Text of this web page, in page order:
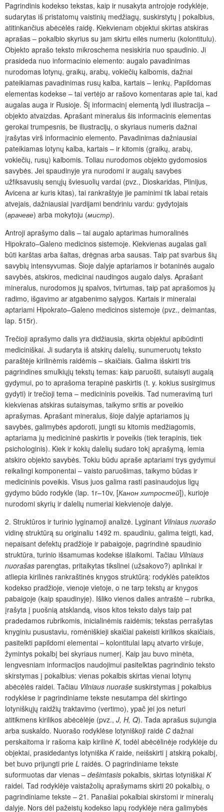
Pagrindinis kodekso tekstas, kaip ir nusakyta antrojoje rodyklėje,
sudarytas iš pristatomų vaistinių medžiagų, suskirstytų į pokalbius,
atitinkančius abėcėlės raidę. Kiekvienam objektui skirtas atskiras
aprašas – pokalbio skyrius su jam skirtu eilės numeriu (kolontitulu).
Objekto aprašo teksto mikroschema nesiskiria nuo spaudinio. Ji
prasideda nuo informacinio elemento: augalo pavadinimas
nurodomas lotynų, graikų, arabų, vokiečių kalbomis, dažnai
pateikiamas pavadinimas rusų kalba, kartais – lenkų. Papildomas
elementas kodekse – tai vertėjo ar rašovo komentaras apie tai, kad
augalas auga ir Rusioje. Šį informacinį elementą lydi iliustracija –
objekto atvaizdas. Aprašant mineralus šis informacinis elementas
gerokai trumpesnis, be iliustracijų, o skyriaus numeris dažnai
įrašytas virš informacinio elemento. Pavadinimas dažniausiai
pateikiamas lotynų kalba, kartais – ir kitomis (graikų, arabų,
vokiečių, rusų) kalbomis. Toliau nurodomos objekto gydomosios
savybės. Jei spaudinyje yra nurodomi ir augalų savybes
užfiksavusių senųjų šviesuolių vardai (pvz., Dioskaridas, Plinijus,
Avicena ar kuris kitas), tai rankraštyje jie paminimi tik labai retais
atvejais, dažniausiai įvardijami bendriniu vardu: gydytojais
(врачеве) arba mokytoju (мистр).
Antroji aprašymo dalis – tai augalo aptarimas humoralinės
Hipokrato–Galeno medicinos sistemoje. Kiekvienas augalas gali
būti karštas arba šaltas, drėgnas arba sausas. Taip pat svarbus šių
savybių intensyvumas. Šioje dalyje aptariamos ir botaninės augalo
savybės, atskiros, medicinai naudingos augalo dalys. Aprašant
mineralus, nurodomos jų spalvos, tvirtumas, taip pat aprašomos jų
radimo, išgavimo ar atgabenimo sąlygos. Kartais ir mineralai
aptariami Hipokrato–Galeno medicinos sistemoje (pvz., deimantas,
lap. 515r).
Trečioji aprašymo dalis yra didžiausia, skirta objektui apibūdinti
mediciniškai. Ji sudaryta iš atskirų dalelių, sunumeruotų teksto
paraštėje kirilinėmis raidėmis – skaičiais. Galima išskirti tris
pagrindines smulkiųjų tekstų temas: kaip paruošti, sutaisyti augalą
gydymui, po to aprašoma terapinė paskirtis (t. y. kokius susirgimus
gydyti) ir trečioji tema – medicininis poveikis. Tad numeravimą turi
kiekvienas atskiras sutaisymas, taikymo sritis ar poveikio
aprašymas. Aprašant mineralus, šioje dalyje aptariamos jų
savybės, galimybės apdoroti, jungti su kitomis medžiagomis,
aptariama jų medicininė paskirtis ir poveikis (tiek terapinis, tiek
psichologinis). Kiek ir kokių dalelių sudaro tokį aprašymą, lemia
atskiro objekto savybės. Tokiu būdu apraše aptariami trys gydymui
reikalingi komponentai – vaisto paruošimas, taikymo būdas ir
medicininis poveikis. Visus juos galima rasti pasinaudojus ligų
gydymo būdo rodykle (lap. 1r–10v, [Канон хитростей]), kurioje
nurodomi skyrių ir dalelių numeriai kiekvienoje dalyje.
2. Struktūros ir turinio lyginamoji analizė. Lyginant Vilniaus nuorašo
vidinę struktūrą su originaliu 1492 m. spaudiniu, galima teigti, kad,
nepaisant defektų pradžioje ir pabaigoje, pagrindinė spaudinio
struktūra, turinio išsamumas kodekse išlaikomi. Tačiau Vilniaus
nuorašas parengtas, pritaikytas tikslinei (užsakovo?) aplinkai ir
atliepia kirilinės rankraštinės knygos struktūrą: rodyklės pateiktos
kodekso pradžioje, vienoje vietoje, o ne tarp tekstų ar knygos
pabaigoje (kaip spaudinyje). Išliko vienos dalies antraštė – rubrika,
įrašyta į puošnią atsklandą, visos kitos teksto dalys taip pat
pradedamos rubrikomis, inicialinėmis raidėmis; tekstas perrašytas
knyginiu pusustaviu, romėniškieji skaičiai pakeisti kirilikos skaičiais,
pasitelkti papildomi elementai – kolontitulai lapų atvarto viršuje,
žymintys pokalbį bei skyriaus numerį. Kaip jau buvo minėta,
lengvesniam informacijos naudojimui pasitelktas pagrindinio teksto
skirstymas į pokalbius: vienas pokalbis skirtas vienai lotynų
abėcėlės raidei. Tačiau Vilniaus nuoraše suskirstymas į pokalbius
rodyklėse ir pagrindiniame tekste nesutampa dėl skirtingo
lotyniškųjų raidžių traktavimo (vertimo), ypač jei jos neturi
atitikmens kirilikos abėcėlėje (pvz., J, H, Q). Tada aprašus sujungia
arba suskaldo. Nuorašo rodyklėse lotyniškoji raidė C dažnai
perskaitoma ir rašoma kaip kirilinė K, todėl abėcėlinėje rodyklėje du
objektai, prasidedantys lotyniška Kraide, neišskirti į atskirą pokalbį,
bet buvo prijungti prie L raidės. O pagrindiniame tekste
suformuotas dar vienas – dešimtasis pokalbis, skirtas lotyniškai K
raidei. Tad rodyklėje vaistažolių aprašymams skirti 20 pokalbių, o
pagrindiniame tekste – 21. Panašiai pokalbiai skirstomi ir mineralų
dalyje. Nors dėl pažeistų kodekso lapų rodyklėje nėra galimybės